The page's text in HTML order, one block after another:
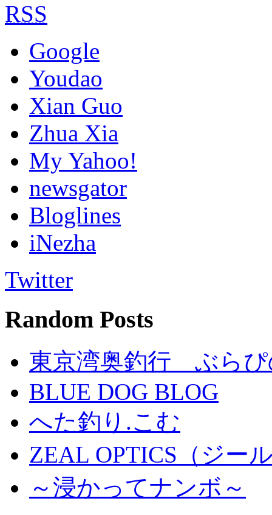
RSS
Google
Youdao
Xian Guo
Zhua Xia
My Yahoo!
newsgator
Bloglines
iNezha
Twitter
Random Posts
東京湾奥釣行 ぶらぴ
BLUE DOG BLOG
へた釣り.こむ
ZEAL OPTICS（ジー
～浸かってナンボ～